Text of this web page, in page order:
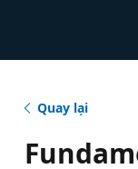
Quay lại